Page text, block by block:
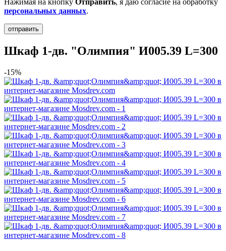
Нажимая на кнопку Отправить, я даю согласие на обработку
персональных данных.
Шкаф 1-дв. "Олимпия" И005.39 L=300
-15%